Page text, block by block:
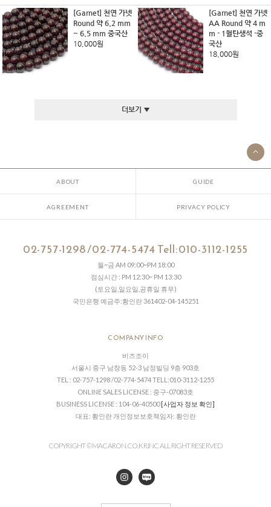
[Garnet] 천연 가넷
Round 약 6.2 mm
~ 6.5 mm 중국산
10,000원
[Garnet] 천연 가넷
AA Round 약 4 m
m - 1월탄생석 -중
국산
18,000원
더보기 ▼
ABOUT GUIDE
AGREEMENT PRIVACY POLICY
02-757-1298 /02-774-5474 Tell:010-3112-1255
월~금 AM 09:00~PM 18:00
점심시간 : PM 12:30~ PM 13:30
(토요일,일요일,공휴일 휴무)
국민은행 예금주:황인란 361402-04-145251
COMPANY INFO
비즈조이
서울시 중구 남창동 52-3 남정빌딩 9층 903호
TEL : 02-757-1298 /02-774-5474 TELL:010-3112-1255
ONLINE SALES LICENSE : 중구-07083호
BUSINESS LICENSE : 104-06-40500[사업자 정보 확인]
대표: 황인란 개인정보보호책임자: 황인란
COPYRIGHT © MACARON.CO. KR.INC ALL RIGHT RESERVED